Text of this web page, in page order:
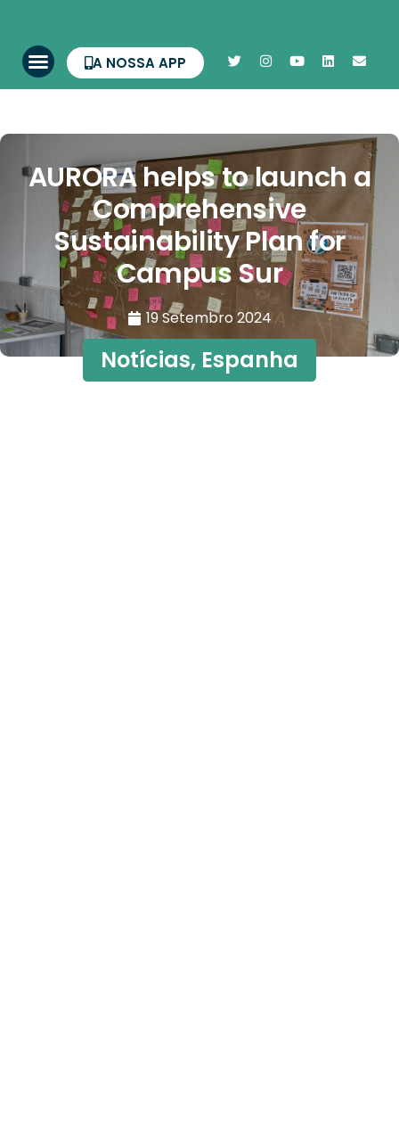
A NOSSA APP
AURORA helps to launch a
Comprehensive
Sustainability Plan for
Campus Sur
19 Setembro 2024
Notícias, Espanha